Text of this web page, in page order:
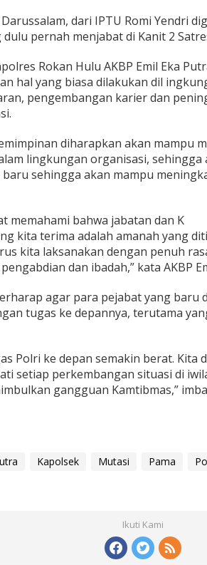
dari IPTU Romi Yendri
pernah menjabat di Kanit 2
Rokan Hulu AKBP Emil Eka
hal yang biasa dilakukan dil
pengembangan karier dan
diharapkan akan mampu
lingkungan organisasi, sehingga
sehingga akan mampu
memahami bahwa jabatan dan K
kita terima adalah amanah yang
kita laksanakan dengan penuh
dan ibadah,” kata AKBP
agar para pejabat yang baru
tugas ke depannya, terutama
Polri ke depan semakin berat. Kita
setiap perkembangan situasi di
gangguan Kamtibmas,”
Kapolsek Mutasi Pama
Ikuti Kami